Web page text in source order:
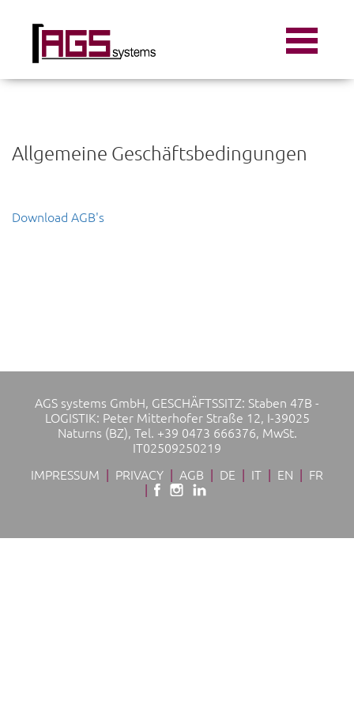
Allgemeine Geschäftsbedingungen
Download AGB's
AGS systems GmbH, GESCHÄFTSSITZ: Staben 47B -
LOGISTIK: Peter Mitterhofer Straße 12, I-39025
Naturns (BZ), Tel. +39 0473 666376, MwSt.
IT02509250219
IMPRESSUM | PRIVACY | AGB | DE | IT | EN | FR
|